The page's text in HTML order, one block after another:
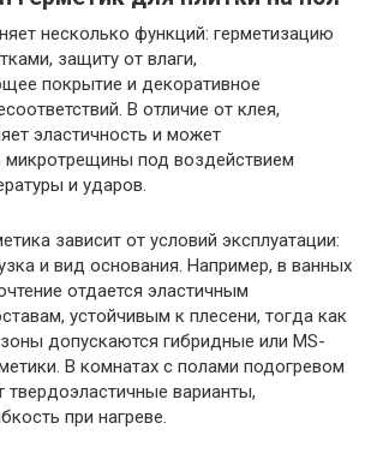
несколько функций: герметизацию
защиту от влаги,
покрытие и декоративное
В отличие от клея,
эластичность и может
микротрещины под воздействием
и ударов.
зависит от условий эксплуатации:
и вид основания. Например, в ванных
отдается эластичным
устойчивым к плесени, тогда как
допускаются гибридные или MS-
В комнатах с полами подогревом
варианты,
при нагреве.